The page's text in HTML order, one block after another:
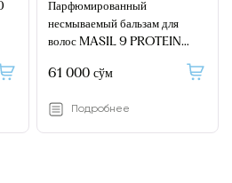
Парфюмированный
несмываемый бальзам для
волос MASIL 9 PROTEIN
61 000 сўм
Подробнее